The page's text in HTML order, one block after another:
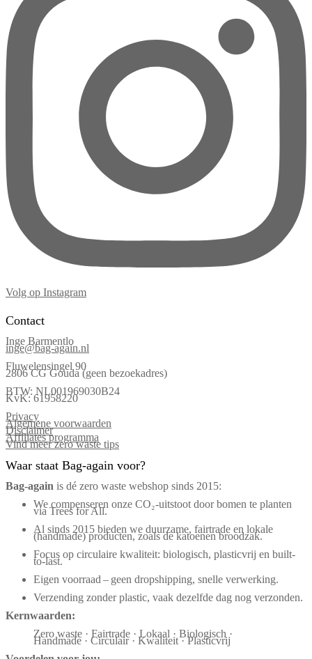
Volg op Instagram
Contact
Inge Barmentlo
inge@bag-again.nl
Fluwelensingel 90
2806 CG Gouda (geen bezoekadres)
BTW: NL001969030B24
KvK: 61958220
Privacy
Algemene voorwaarden
Disclaimer
Affiliates programma
Vind meer zero waste tips
Waar staat Bag-again voor?
Bag‑again is dé zero waste webshop sinds 2015:
We compenseren onze CO₂-uitstoot door bomen te planten
via Trees for All.
Al sinds 2015 bieden we duurzame, fairtrade en lokale
(handmade) producten, zoals de katoenen broodzak.
Focus op circulaire kwaliteit: biologisch, plasticvrij en built-
to-last.
Eigen voorraad – geen dropshipping, snelle verwerking.
Verzending zonder plastic, vaak dezelfde dag nog verzonden.
Kernwaarden:
Zero waste · Fairtrade · Lokaal · Biologisch ·
Handmade · Circulair · Kwaliteit · Plasticvrij